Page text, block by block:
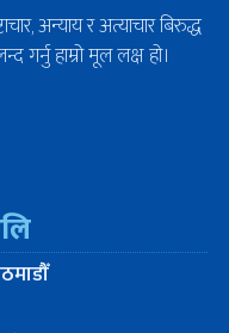
अन्याय र अत्याचार बिरुद्ध
गर्नु हाम्रो मूल लक्ष हो।